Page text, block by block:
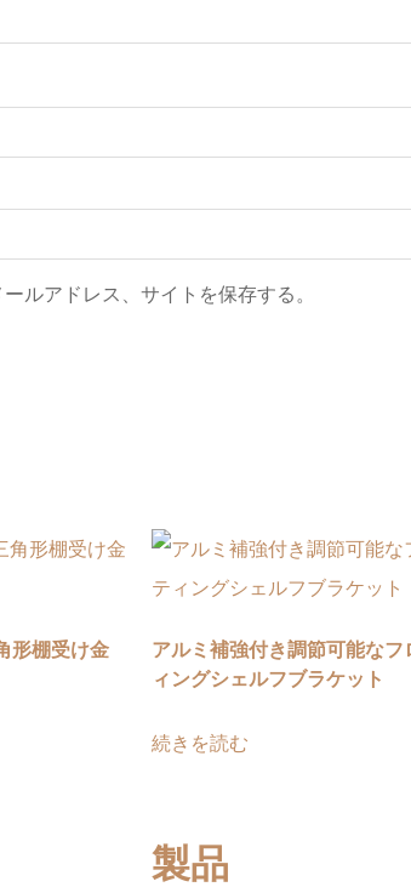
ルアドレス、サイトを保存する。
形棚受け金
アルミ補強付き調節可能なフ
ィングシェルフブラケット
続きを読む
製品